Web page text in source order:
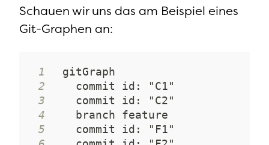
Schauen wir uns das am Beispiel eines
Git-Graphen an:
1
2
3
4
5